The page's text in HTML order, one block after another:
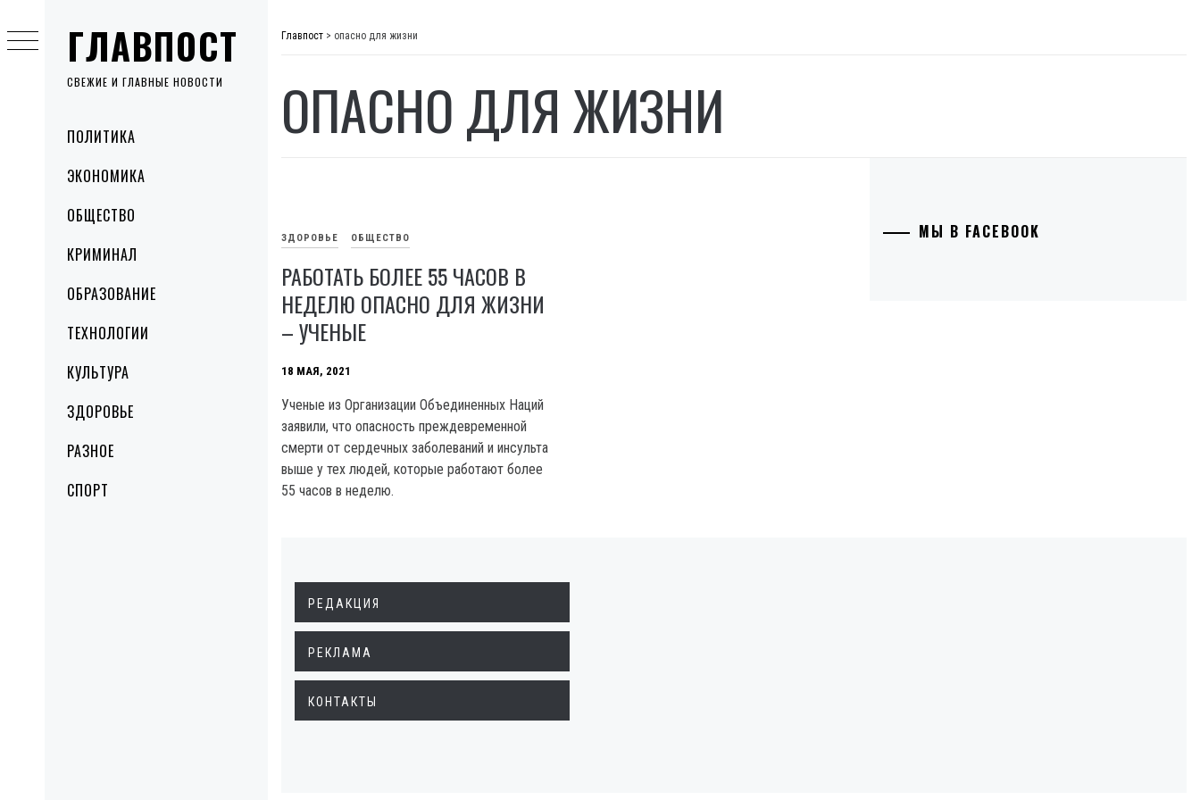
ГЛАВПОСТ
СВЕЖИЕ И ГЛАВНЫЕ НОВОСТИ
MenuПОЛИТИКА
ЭКОНОМИКА
ОБЩЕСТВО
КРИМИНАЛ
ОБРАЗОВАНИЕ
ТЕХНОЛОГИИ
КУЛЬТУРА
ЗДОРОВЬЕ
РАЗНОЕ
СПОРТ
to
content
Главпост > опасно для жизни
ОПАСНО ДЛЯ ЖИЗНИ
ЗДОРОВЬЕ ОБЩЕСТВО
РАБОТАТЬ БОЛЕЕ 55 ЧАСОВ В
НЕДЕЛЮ ОПАСНО ДЛЯ ЖИЗНИ
– УЧЕНЫЕ
18 МАЯ, 2021
Ученые из Организации Объединенных Наций
заявили, что опасность преждевременной
смерти от сердечных заболеваний и инсульта
выше у тех людей, которые работают более
55 часов в неделю.
МЫ В FACEBOOK
РЕДАКЦИЯ
РЕКЛАМА
КОНТАКТЫ